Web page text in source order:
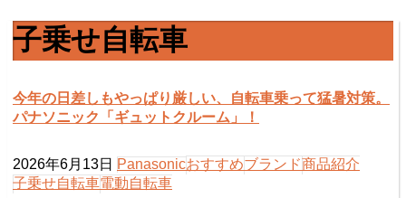
子乗せ自転車
今年の日差しもやっぱり厳しい、自転車乗って猛暑対策。
パナソニック「ギュットクルーム」！
2026年6月13日 Panasonicおすすめブランド商品紹介
子乗せ自転車電動自転車